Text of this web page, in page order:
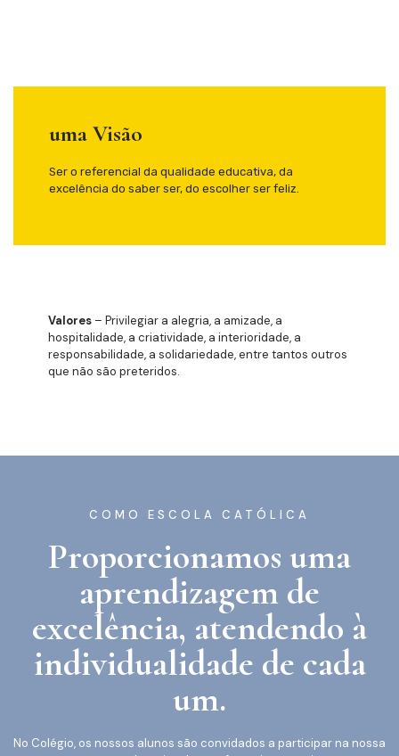
uma Visão
Ser o referencial da qualidade educativa, da
excelência do saber ser, do escolher ser feliz.
Valores – Privilegiar a alegria, a amizade, a
hospitalidade, a criatividade, a interioridade, a
responsabilidade, a solidariedade, entre tantos outros
que não são preteridos.
COMO ESCOLA CATÓLICA
Proporcionamos uma
aprendizagem de
excelência, atendendo à
individualidade de cada
um.
No Colégio, os nossos alunos são convidados a participar na nossa